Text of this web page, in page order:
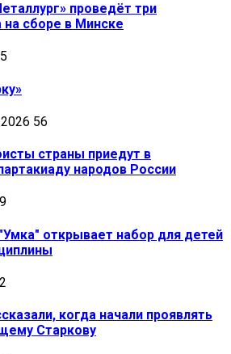
проведёт три
на сборе в Минске
56
страны приедут в
народов России
открывает набор для детей
когда начали проявлять
Старкову